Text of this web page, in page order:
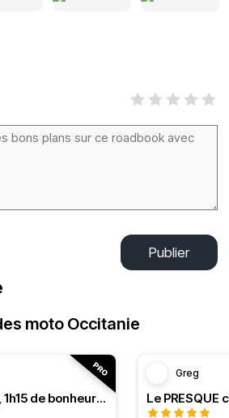
Publier
moto Occitanie
1h – A l’Ouest d’Alès, 1h15 de bonheur (HSRF23)
Greg